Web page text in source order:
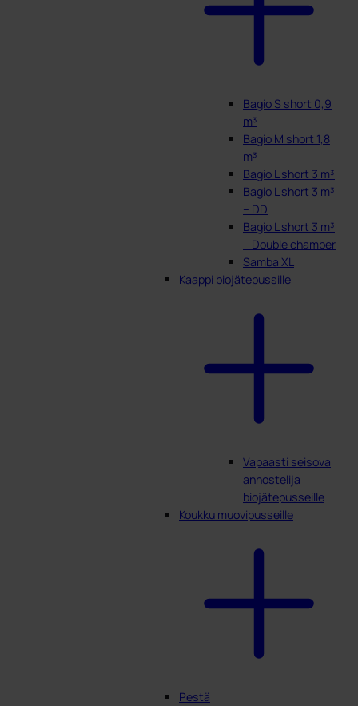
Bagio S short 0,9
m³
Bagio M short 1,8
m³
Bagio L short 3 m³
Bagio L short 3 m³
– DD
Bagio L short 3 m³
– Double chamber
Samba XL
Kaappi biojätepussille
Vapaasti seisova
annostelija
biojätepusseille
Koukku muovipusseille
Pestä